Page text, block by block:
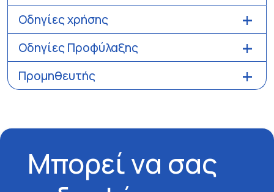
Οδηγίες χρήσης
Οδηγίες Προφύλαξης
Προμηθευτής
Μπορεί να σας